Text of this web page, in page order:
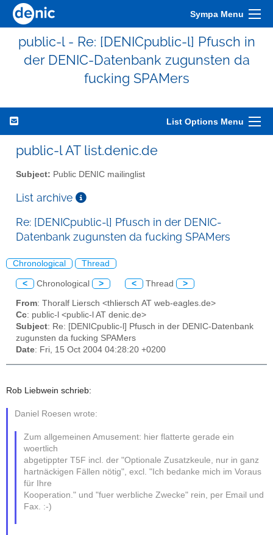
Sympa Menu
public-l - Re: [DENICpublic-l] Pfusch in
der DENIC-Datenbank zugunsten da
fucking SPAMers
List Options Menu
public-l AT list.denic.de
Subject: Public DENIC mailinglist
List archive
Re: [DENICpublic-l] Pfusch in der DENIC-
Datenbank zugunsten da fucking SPAMers
Chronological Thread
< Chronological > < Thread >
From: Thoralf Liersch <thliersch AT web-eagles.de>
Cc: public-l <public-l AT denic.de>
Subject: Re: [DENICpublic-l] Pfusch in der DENIC-Datenbank
zugunsten da fucking SPAMers
Date: Fri, 15 Oct 2004 04:28:20 +0200
Rob Liebwein schrieb:
Daniel Roesen wrote:
Zum allgemeinen Amusement: hier flatterte gerade ein
woertlich
abgetippter T5F incl. der "Optionale Zusatzkeule, nur in ganz
hartnäckigen Fällen nötig", excl. "Ich bedanke mich im Voraus
für Ihre
Kooperation." und "fuer werbliche Zwecke" rein, per Email und
Fax. :-)